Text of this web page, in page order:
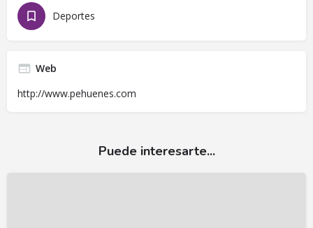
Deportes
Web
http://www.pehuenes.com
Puede interesarte...